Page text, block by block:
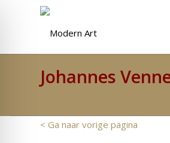
Johannes
< Ga naar vorige pagina